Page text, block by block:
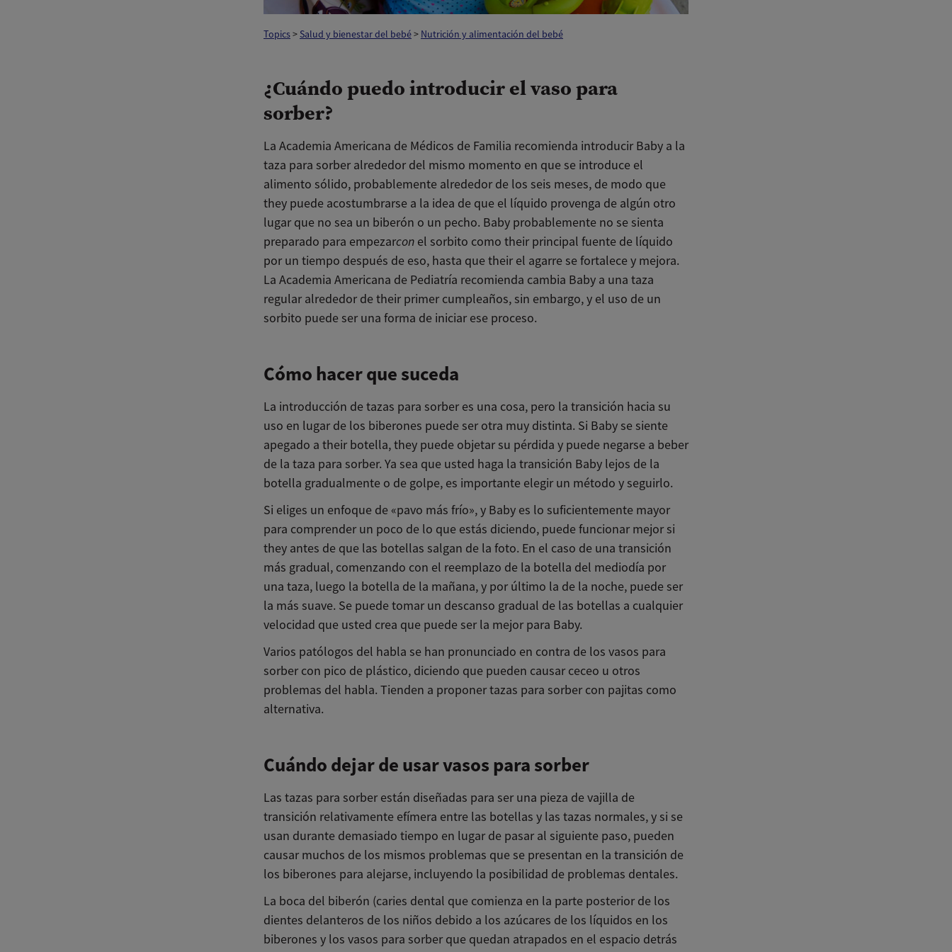
Topics> Salud y bienestar del bebé> Nutrición y alimentación del bebé
¿Cuándo puedo introducir el vaso para
sorber?
La Academia Americana de Médicos de Familia recomienda introducir Baby a la
taza para sorber alrededor del mismo momento en que se introduce el
alimento sólido, probablemente alrededor de los seis meses, de modo que
they puede acostumbrarse a la idea de que el líquido provenga de algún otro
lugar que no sea un biberón o un pecho. Baby probablemente no se sienta
preparado para empezarcon el sorbito como their principal fuente de líquido
por un tiempo después de eso, hasta que their el agarre se fortalece y mejora.
La Academia Americana de Pediatría recomienda cambia Baby a una taza
regular alrededor de their primer cumpleaños, sin embargo, y el uso de un
sorbito puede ser una forma de iniciar ese proceso.
Cómo hacer que suceda
La introducción de tazas para sorber es una cosa, pero la transición hacia su
uso en lugar de los biberones puede ser otra muy distinta. Si Baby se siente
apegado a their botella, they puede objetar su pérdida y puede negarse a beber
de la taza para sorber. Ya sea que usted haga la transición Baby lejos de la
botella gradualmente o de golpe, es importante elegir un método y seguirlo.
Si eliges un enfoque de «pavo más frío», y Baby es lo suficientemente mayor
para comprender un poco de lo que estás diciendo, puede funcionar mejor si
they antes de que las botellas salgan de la foto. En el caso de una transición
más gradual, comenzando con el reemplazo de la botella del mediodía por
una taza, luego la botella de la mañana, y por último la de la noche, puede ser
la más suave. Se puede tomar un descanso gradual de las botellas a cualquier
velocidad que usted crea que puede ser la mejor para Baby.
Varios patólogos del habla se han pronunciado en contra de los vasos para
sorber con pico de plástico, diciendo que pueden causar ceceo u otros
problemas del habla. Tienden a proponer tazas para sorber con pajitas como
alternativa.
Cuándo dejar de usar vasos para sorber
Las tazas para sorber están diseñadas para ser una pieza de vajilla de
transición relativamente efímera entre las botellas y las tazas normales, y si se
usan durante demasiado tiempo en lugar de pasar al siguiente paso, pueden
causar muchos de los mismos problemas que se presentan en la transición de
los biberones para alejarse, incluyendo la posibilidad de problemas dentales.
La boca del biberón (caries dental que comienza en la parte posterior de los
dientes delanteros de los niños debido a los azúcares de los líquidos en los
biberones y los vasos para sorber que quedan atrapados en el espacio detrás